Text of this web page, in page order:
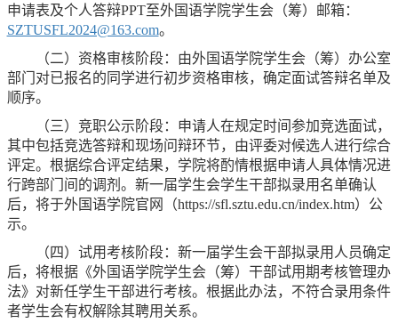
申请表及个人答辩PPT至外国语学院学生会（筹）邮箱：
SZTUSFL2024@163.com。
（二）资格审核阶段：由外国语学院学生会（筹）办公室
部门对已报名的同学进行初步资格审核，确定面试答辩名单及
顺序。
（三）竞职公示阶段：申请人在规定时间参加竞选面试，
其中包括竞选答辩和现场问辩环节，由评委对候选人进行综合
评定。根据综合评定结果，学院将酌情根据申请人具体情况进
行跨部门间的调剂。新一届学生会学生干部拟录用名单确认
后，将于外国语学院官网（https://sfl.sztu.edu.cn/index.htm）公
示。
（四）试用考核阶段：新一届学生会干部拟录用人员确定
后，将根据《外国语学院学生会（筹）干部试用期考核管理办
法》对新任学生干部进行考核。根据此办法，不符合录用条件
者学生会有权解除其聘用关系。